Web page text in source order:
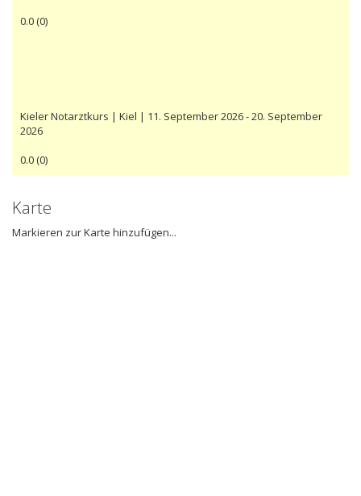
0.0(0)
Kieler Notarztkurs | Kiel | 11. September 2026 - 20. September
2026
0.0(0)
Karte
Markieren zur Karte hinzufügen...